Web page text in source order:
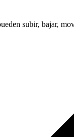
subir, bajar,